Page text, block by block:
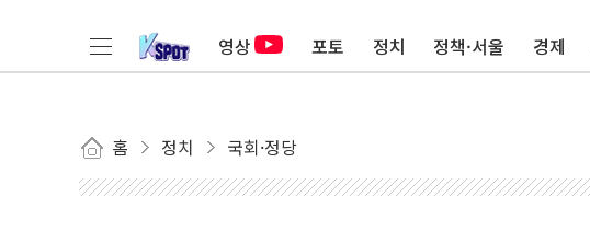
영상 포토 정치 정책·서울 경제
홈 정치 국회·정당